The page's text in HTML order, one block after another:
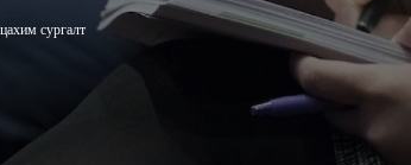
сургалт